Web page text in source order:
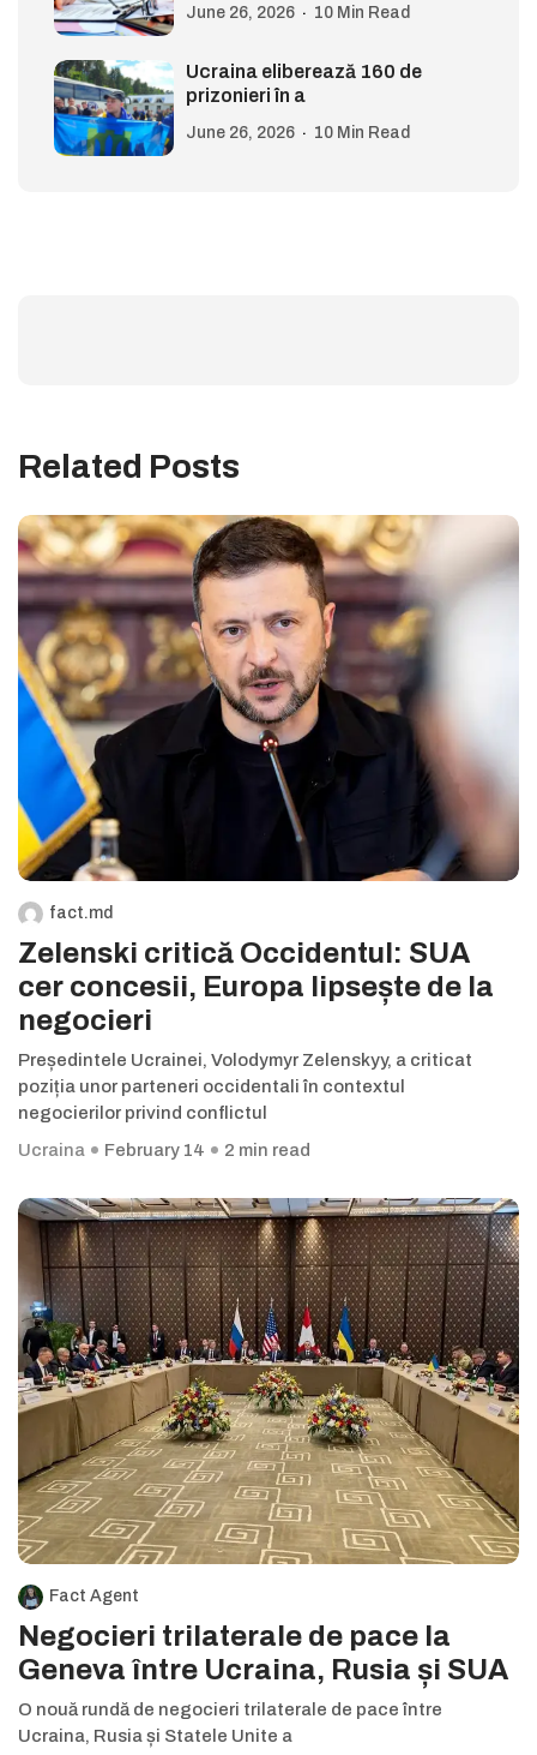
June 26, 2026 10 Min Read
Ucraina eliberează 160 de
prizonieri în a
June 26, 2026 10 Min Read
Related Posts
fact.md
Zelenski critică Occidentul: SUA
cer concesii, Europa lipsește de la
negocieri
Președintele Ucrainei, Volodymyr Zelenskyy, a criticat
poziția unor parteneri occidentali în contextul
negocierilor privind conflictul
Ucraina
February 14 2 min read
Fact Agent
Negocieri trilaterale de pace la
Geneva între Ucraina, Rusia și SUA
O nouă rundă de negocieri trilaterale de pace între
Ucraina, Rusia și Statele Unite a